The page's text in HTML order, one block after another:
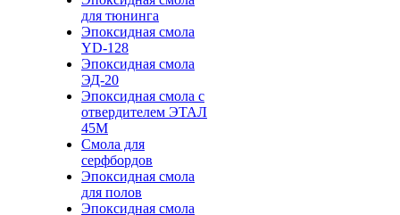
для тюнинга
Эпоксидная смола
YD-128
Эпоксидная смола
ЭД-20
Эпоксидная смола с
отвердителем ЭТАЛ
45М
Смола для
серфбордов
Эпоксидная смола
для полов
Эпоксидная смола